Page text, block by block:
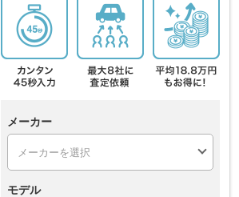
メーカー
モデル